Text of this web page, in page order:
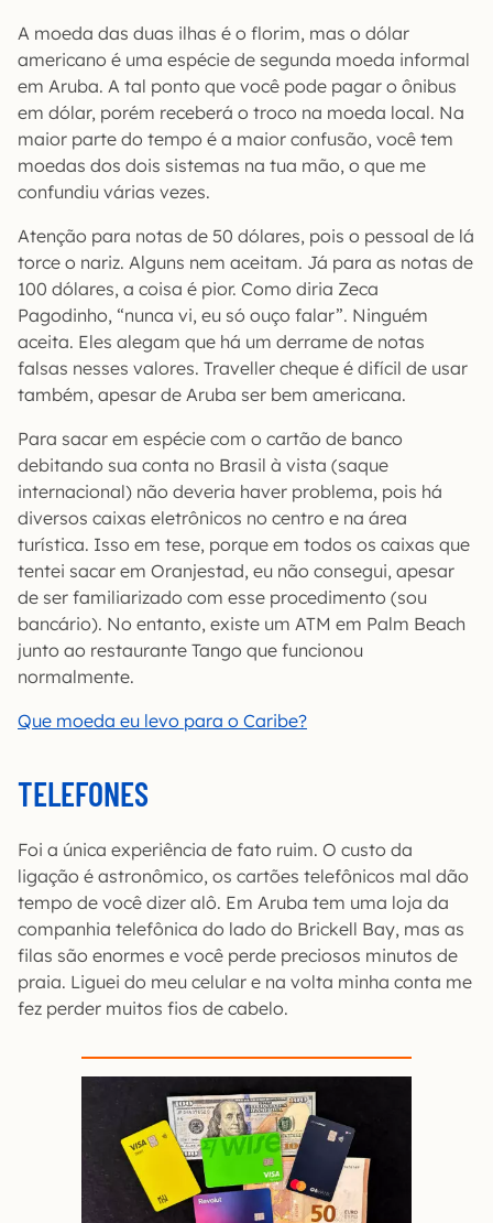
A moeda das duas ilhas é o florim, mas o dólar
americano é uma espécie de segunda moeda informal
em Aruba. A tal ponto que você pode pagar o ônibus
em dólar, porém receberá o troco na moeda local. Na
maior parte do tempo é a maior confusão, você tem
moedas dos dois sistemas na tua mão, o que me
confundiu várias vezes.
Atenção para notas de 50 dólares, pois o pessoal de lá
torce o nariz. Alguns nem aceitam. Já para as notas de
100 dólares, a coisa é pior. Como diria Zeca
Pagodinho, “nunca vi, eu só ouço falar”. Ninguém
aceita. Eles alegam que há um derrame de notas
falsas nesses valores. Traveller cheque é difícil de usar
também, apesar de Aruba ser bem americana.
Para sacar em espécie com o cartão de banco
debitando sua conta no Brasil à vista (saque
internacional) não deveria haver problema, pois há
diversos caixas eletrônicos no centro e na área
turística. Isso em tese, porque em todos os caixas que
tentei sacar em Oranjestad, eu não consegui, apesar
de ser familiarizado com esse procedimento (sou
bancário). No entanto, existe um ATM em Palm Beach
junto ao restaurante Tango que funcionou
normalmente.
Que moeda eu levo para o Caribe?
TELEFONES
Foi a única experiência de fato ruim. O custo da
ligação é astronômico, os cartões telefônicos mal dão
tempo de você dizer alô. Em Aruba tem uma loja da
companhia telefônica do lado do Brickell Bay, mas as
filas são enormes e você perde preciosos minutos de
praia. Liguei do meu celular e na volta minha conta me
fez perder muitos fios de cabelo.